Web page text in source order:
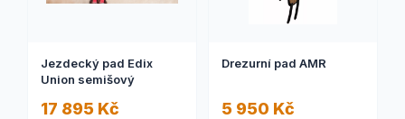
Jezdecký pad Edix
Union semišový
17 895 Kč
Drezurní pad AMR
5 950 Kč